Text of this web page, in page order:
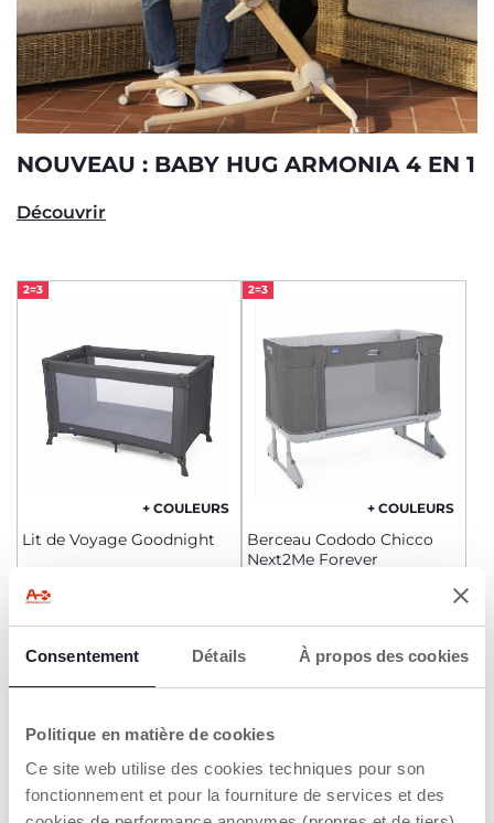
Consentement Détails À propos des cookies
Politique en matière de cookies
Ce site web utilise des cookies techniques pour son
fonctionnement et pour la fourniture de services et des
NOUVEAU : BABY HUG ARMONIA 4 EN 1
Découvrir
2=3
+ COULEURS
Lit de Voyage Goodnight
99,99 €
2=3
+ COULEURS
Berceau Cododo Chicco
Next2Me Forever